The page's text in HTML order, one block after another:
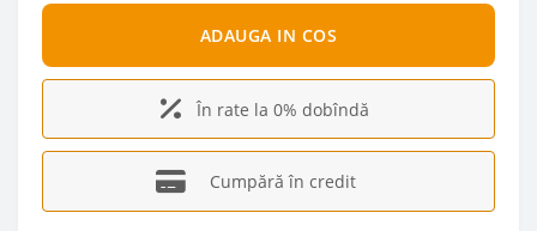
ADAUGA IN COS
În rate la 0% dobîndă
Cumpără în credit